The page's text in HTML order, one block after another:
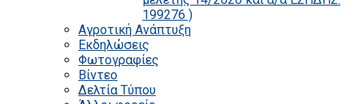
199276 )
Αγροτική Ανάπτυξη
Εκδηλώσεις
Φωτογραφίες
Βίντεο
Δελτία Τύπου